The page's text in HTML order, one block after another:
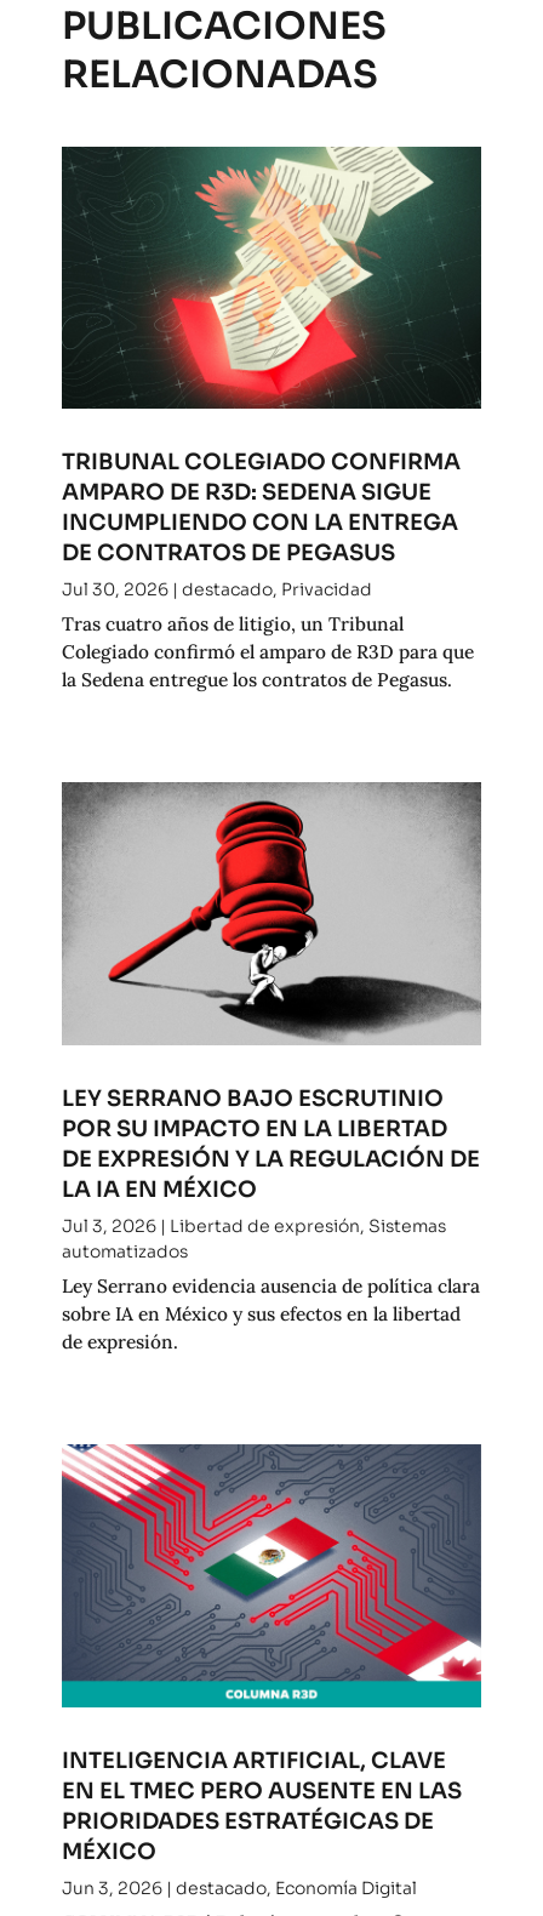
PUBLICACIONES
RELACIONADAS
TRIBUNAL COLEGIADO CONFIRMA
AMPARO DE R3D: SEDENA SIGUE
INCUMPLIENDO CON LA ENTREGA
DE CONTRATOS DE PEGASUS
Jul 30, 2026| destacado, Privacidad
Tras cuatro años de litigio, un Tribunal
Colegiado confirmó el amparo de R3D para que
la Sedena entregue los contratos de Pegasus.
LEY SERRANO BAJO ESCRUTINIO
POR SU IMPACTO EN LA LIBERTAD
DE EXPRESIÓN Y LA REGULACIÓN DE
LA IA EN MÉXICO
Jul 3, 2026| Libertad de expresión, Sistemas
automatizados
Ley Serrano evidencia ausencia de política clara
sobre IA en México y sus efectos en la libertad
de expresión.
INTELIGENCIA ARTIFICIAL, CLAVE
EN EL TMEC PERO AUSENTE EN LAS
PRIORIDADES ESTRATÉGICAS DE
MÉXICO
Jun 3, 2026| destacado, Economía Digital